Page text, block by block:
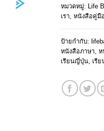
หมวดหมู่: Life
เรา หนังสือคู่มื
ป้ายกำกับ:
หนังสือภาษา ห
เรียนญี่ปุ่น เรี